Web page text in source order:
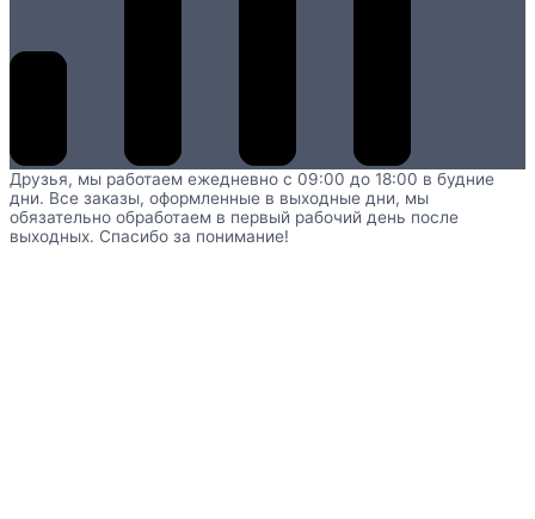
Друзья, мы работаем ежедневно с 09:00 до 18:00 в будние
дни. Все заказы, оформленные в выходные дни, мы
обязательно обработаем в первый рабочий день после
выходных. Спасибо за понимание!